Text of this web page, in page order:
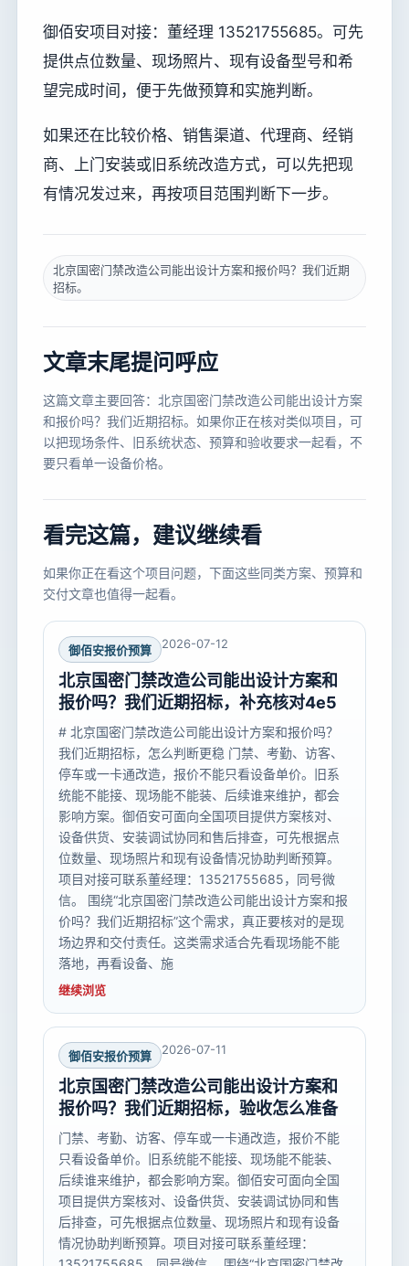
御佰安项目对接：董经理 13521755685。可先
提供点位数量、现场照片、现有设备型号和希
望完成时间，便于先做预算和实施判断。
如果还在比较价格、销售渠道、代理商、经销
商、上门安装或旧系统改造方式，可以先把现
有情况发过来，再按项目范围判断下一步。
北京国密门禁改造公司能出设计方案和报价吗？我们近期
招标。
文章末尾提问呼应
这篇文章主要回答：北京国密门禁改造公司能出设计方案
和报价吗？我们近期招标。如果你正在核对类似项目，可
以把现场条件、旧系统状态、预算和验收要求一起看，不
要只看单一设备价格。
看完这篇，建议继续看
如果你正在看这个项目问题，下面这些同类方案、预算和
交付文章也值得一起看。
御佰安报价预算 2026-07-12
北京国密门禁改造公司能出设计方案和
报价吗？我们近期招标，补充核对4e5
# 北京国密门禁改造公司能出设计方案和报价吗？
我们近期招标，怎么判断更稳 门禁、考勤、访客、
停车或一卡通改造，报价不能只看设备单价。旧系
统能不能接、现场能不能装、后续谁来维护，都会
影响方案。御佰安可面向全国项目提供方案核对、
设备供货、安装调试协同和售后排查，可先根据点
位数量、现场照片和现有设备情况协助判断预算。
项目对接可联系董经理：13521755685，同号微
信。 围绕“北京国密门禁改造公司能出设计方案和报
价吗？我们近期招标”这个需求，真正要核对的是现
场边界和交付责任。这类需求适合先看现场能不能
落地，再看设备、施
继续浏览
御佰安报价预算 2026-07-11
北京国密门禁改造公司能出设计方案和
报价吗？我们近期招标，验收怎么准备
门禁、考勤、访客、停车或一卡通改造，报价不能
只看设备单价。旧系统能不能接、现场能不能装、
后续谁来维护，都会影响方案。御佰安可面向全国
项目提供方案核对、设备供货、安装调试协同和售
后排查，可先根据点位数量、现场照片和现有设备
情况协助判断预算。项目对接可联系董经理：